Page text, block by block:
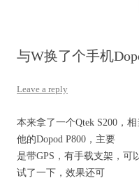
与W换了个手机
Leave a reply
本来拿了一个Qtek S200，
他的Dopod P800，主要
是带GPS，有手载支架，可
试了一下，效果还可